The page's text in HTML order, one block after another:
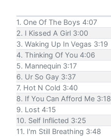
1. One Of The Boys 4:07
2. I Kissed A Girl 3:00
3. Waking Up In Vegas 3:19
4. Thinking Of You 4:06
5. Mannequin 3:17
6. Ur So Gay 3:37
7. Hot N Cold 3:40
8. If You Can Afford Me 3:18
9. Lost 4:15
10. Self Inflicted 3:25
11. I'm Still Breathing 3:48